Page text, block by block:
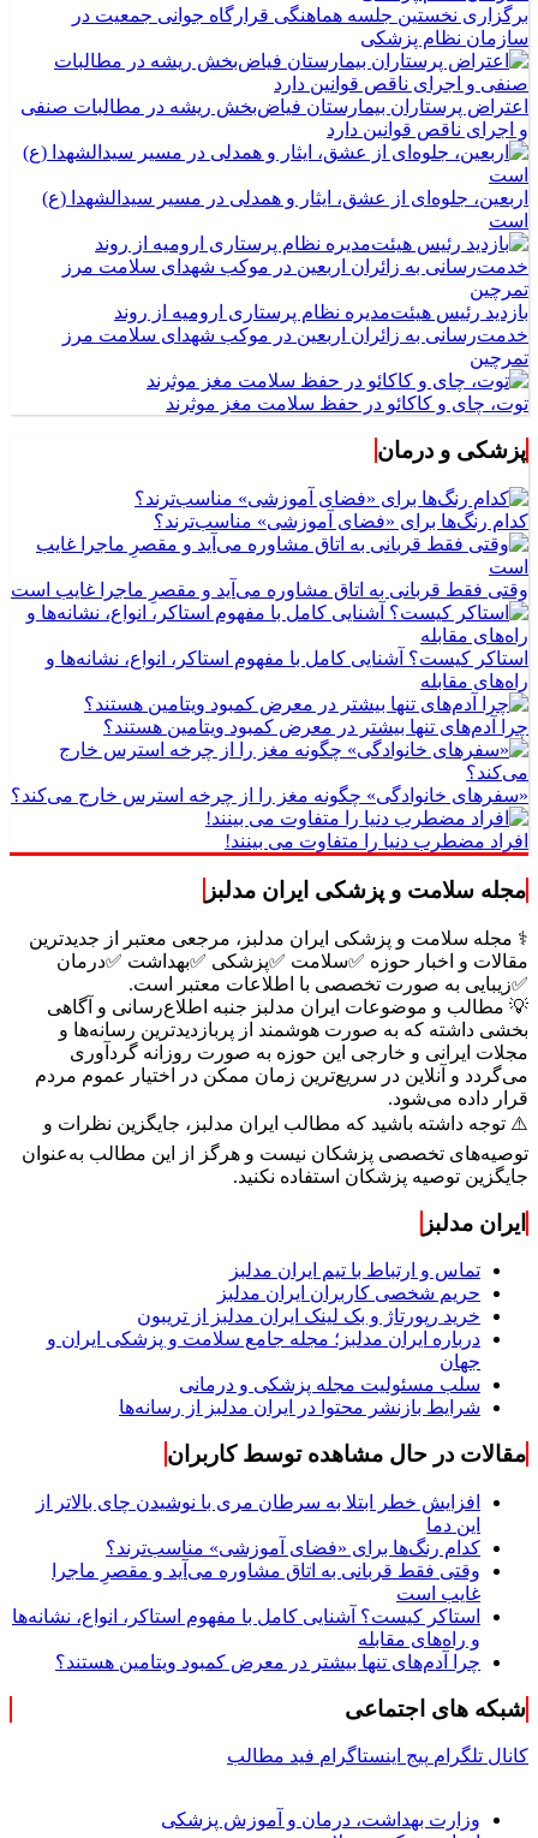
برگزاری نخستین جلسه هماهنگی قرارگاه جوانی جمعیت در
سازمان نظام پزشکی
اعتراض پرستاران بیمارستان فیاض‌بخش ریشه در مطالبات صنفی
و اجرای ناقص قوانین دارد
اربعین، جلوه‌ای از عشق، ایثار و همدلی در مسیر سیدالشهدا (ع)
است
بازدید رئیس هیئت‌مدیره نظام پرستاری ارومیه از روند
خدمت‌رسانی به زائران اربعین در موکب شهدای سلامت مرز
تمرچین
توت، چای و کاکائو در حفظ سلامت مغز موثرند
پزشکی و درمان
کدام رنگ‌ها برای «فضای آموزشی» مناسب‌ترند؟
وقتی فقط قربانی به اتاق مشاوره می‌آید و مقصرِ ماجرا غایب است
استاکر کیست؟ آشنایی کامل با مفهوم استاکر، انواع، نشانه‌ها و
راه‌های مقابله
چرا آدم‌های تنها بیشتر در معرض کمبود ویتامین هستند؟
«سفرهای خانوادگی» چگونه مغز را از چرخه استرس خارج می‌کند؟
افراد مضطرب دنیا را متفاوت می بینند!
مجله سلامت و پزشکی ایران مدلبز
⚕️ مجله سلامت و پزشکی ایران مدلبز، مرجعی معتبر از جدیدترین
مقالات و اخبار حوزه ✅سلامت ✅پزشکی ✅بهداشت ✅درمان
✅زیبایی به صورت تخصصی با اطلاعات معتبر است.
💡 مطالب و موضوعات ایران مدلبز جنبه اطلاع‌رسانی و آگاهی
بخشی داشته که به صورت هوشمند از پربازدیدترین رسانه‌ها و
مجلات ایرانی و خارجی این حوزه به صورت روزانه گردآوری
می‌گردد و آنلاین در سریع‌ترین زمان ممکن در اختیار عموم مردم
قرار داده می‌شود.
⚠️ توجه داشته باشید که مطالب ایران مدلبز، جایگزین نظرات و
توصیه‌های تخصصی پزشکان نیست و هرگز از این مطالب به‌عنوان
جایگزین توصیه پزشکان استفاده نکنید.
ایران مدلبز
تماس و ارتباط با تیم ایران مدلبز
حریم شخصی کاربران ایران مدلبز
خرید رپورتاژ و بک لینک ایران مدلبز از تریبون
درباره ایران مدلبز؛ مجله جامع سلامت و پزشکی ایران و
جهان
سلب مسئولیت مجله پزشکی و درمانی
شرایط بازنشر محتوا در ایران مدلبز از رسانه‌ها
مقالات در حال مشاهده توسط کاربران
افزایش خطر ابتلا به سرطان مری با نوشیدن چای بالاتر از
این دما
کدام رنگ‌ها برای «فضای آموزشی» مناسب‌ترند؟
وقتی فقط قربانی به اتاق مشاوره می‌آید و مقصرِ ماجرا
غایب است
استاکر کیست؟ آشنایی کامل با مفهوم استاکر، انواع، نشانه‌ها
و راه‌های مقابله
چرا آدم‌های تنها بیشتر در معرض کمبود ویتامین هستند؟
شبکه های اجتماعی
کانال تلگرام پیج اینستاگرام فید مطالب
وزارت بهداشت، درمان و آموزش پزشکی